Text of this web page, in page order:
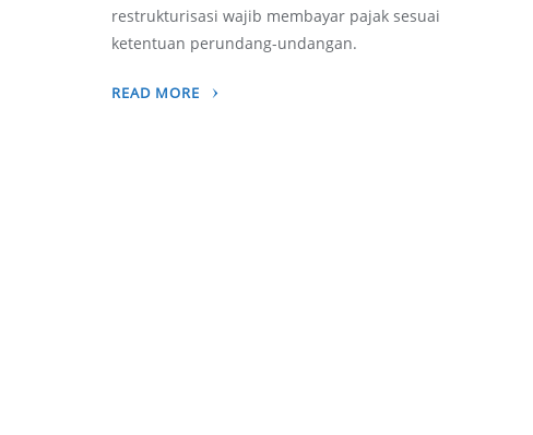
restrukturisasi wajib membayar pajak sesuai
ketentuan perundang-undangan.
READ MORE